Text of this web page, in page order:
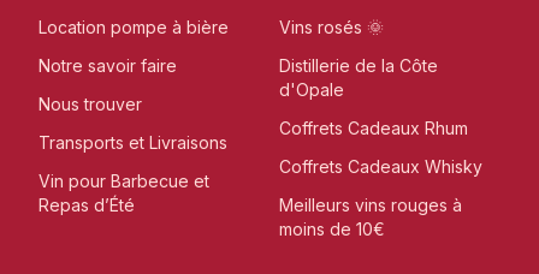
Location pompe à bière
Notre savoir faire
Nous trouver
Transports et Livraisons
Vin pour Barbecue et
Repas d’Été
Vins rosés 🌞
Distillerie de la Côte
d'Opale
Coffrets Cadeaux Rhum
Coffrets Cadeaux Whisky
Meilleurs vins rouges à
moins de 10€